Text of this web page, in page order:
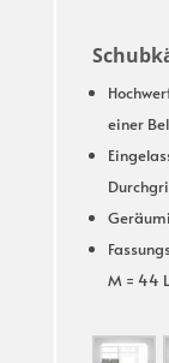
einer
M = 44